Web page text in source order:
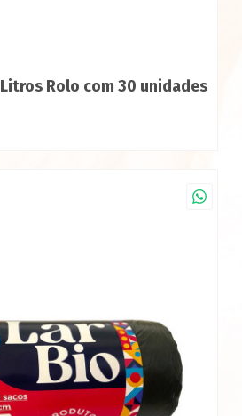
Rolo com 30 unidades